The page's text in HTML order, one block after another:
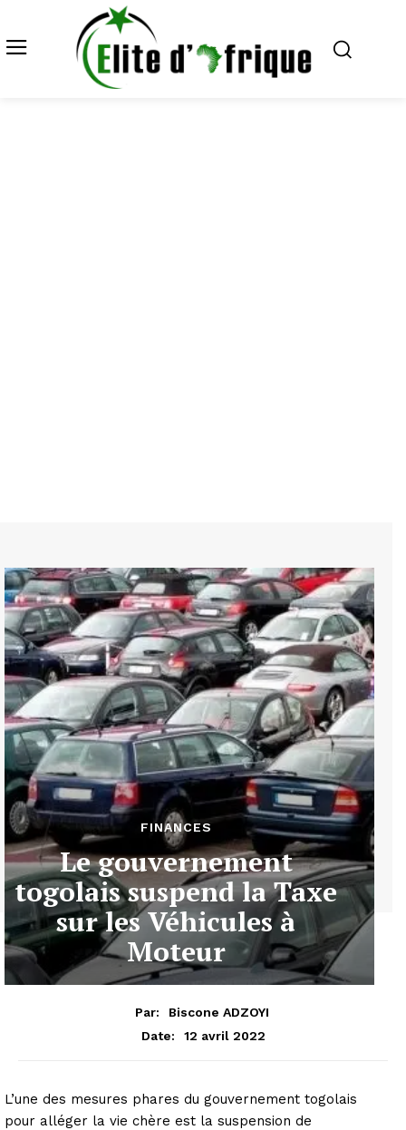
FINANCES
Le gouvernement
togolais suspend la Taxe
sur les Véhicules à
Moteur
Par:
Biscone ADZOYI
Date:
12 avril 2022
L’une des mesures phares du gouvernement togolais
pour alléger la vie chère est la suspension de